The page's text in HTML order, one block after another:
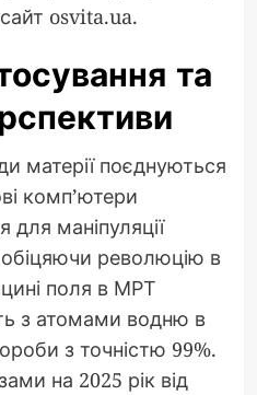
osvita.ua.
та
матерії поєднуються
комп’ютери
маніпуляції
обіцяючи революцію в
поля в МРТ
з атомами водню в
з точністю 99%.
на 2025 рік від